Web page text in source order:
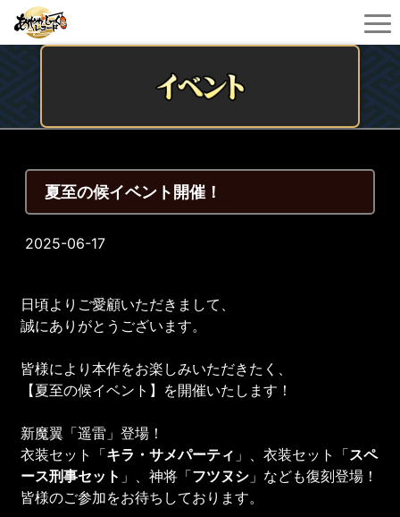
夏至の候イベント開催！
2025-06-17
日頃よりご愛顧いただきまして、
誠にありがとうございます。
皆様により本作をお楽しみいただきたく、
【夏至の候イベント】を開催いたします！
新魔翼「遥雷」登場！
衣装セット「キラ・サメパーティ 」、衣装セット「スペ
ース刑事セット 」、神将「フツヌシ 」なども復刻登場！
皆様のご参加をお待ちしております。